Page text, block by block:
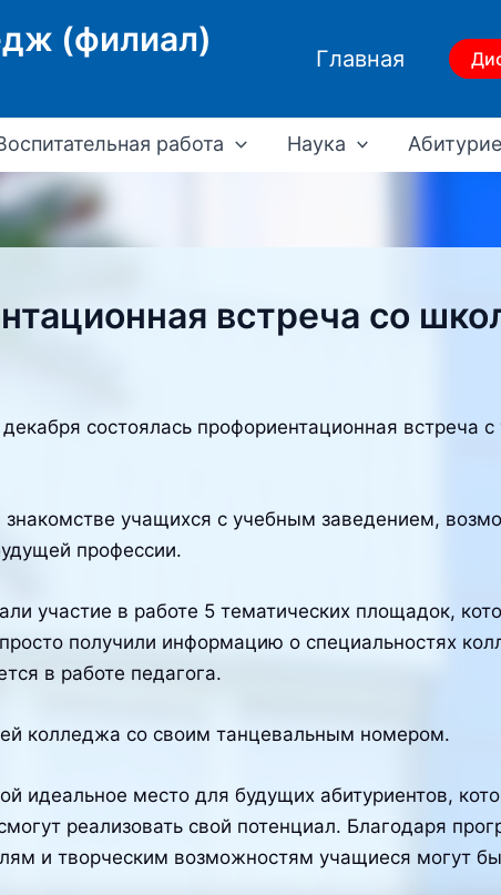
(филиал)
Главная
работа Наука
встреча со
состоялась профориентационная встреча
учащихся с учебным заведением,
профессии.
участие в работе 5 тематических площадок,
получили информацию о специальностях
в работе педагога.
колледжа со своим танцевальным номером.
идеальное место для будущих абитуриентов,
реализовать свой потенциал. Благодаря
и творческим возможностям учащиеся могут